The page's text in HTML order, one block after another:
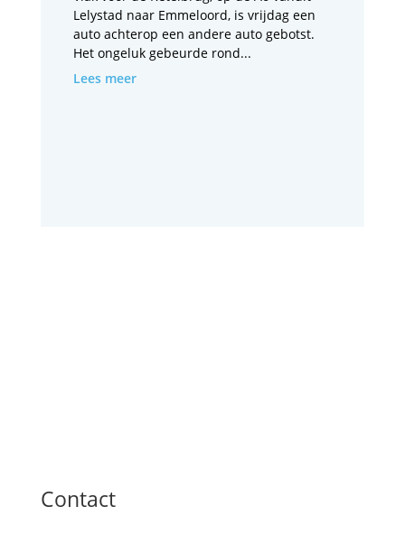
Lelystad naar Emmeloord, is vrijdag een
auto achterop een andere auto gebotst.
Het ongeluk gebeurde rond...
Lees meer
Contact